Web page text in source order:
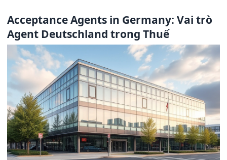
Acceptance Agents in Germany: Vai trò
Agent Deutschland trong Thuế